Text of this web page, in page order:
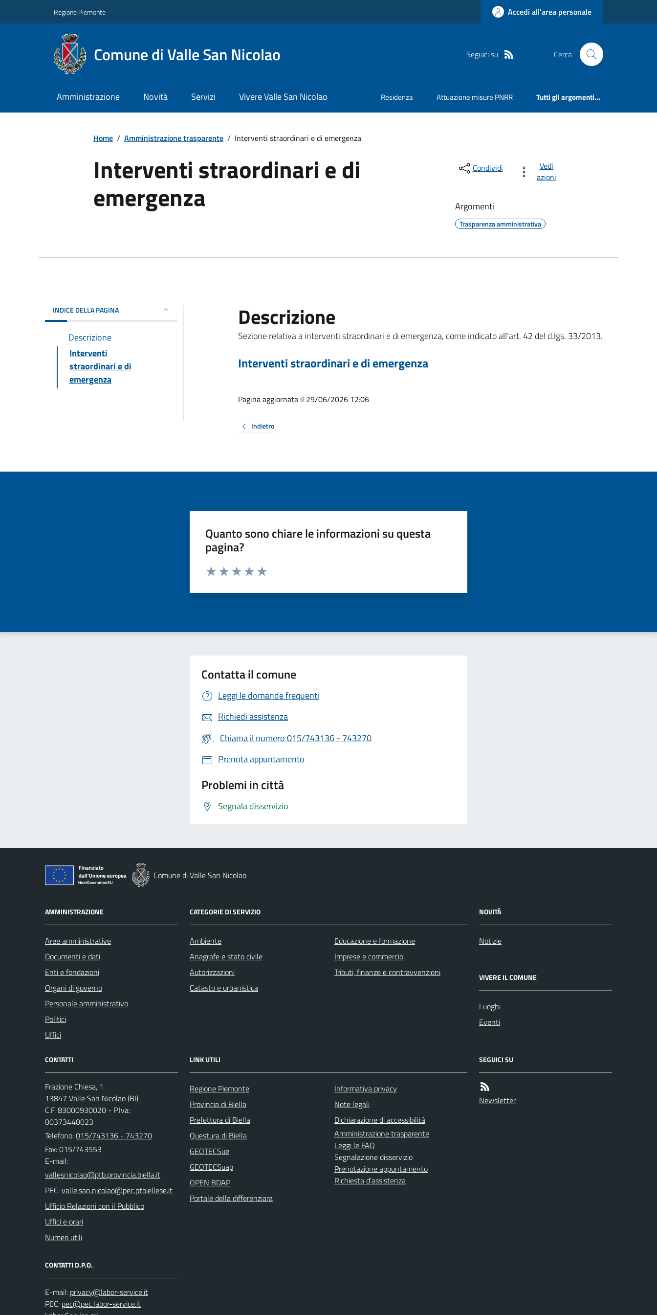
Regione Piemonte Accedi all'area personale
Comune di Valle San Nicolao Seguici su Cerca
Amministrazione Novità Servizi Vivere Valle San Nicolao Residenza Attuazione misure PNRR Tutti gli argomenti...
Home / Amministrazione trasparente / Interventi straordinari e di emergenza
Interventi straordinari e di
emergenza
Condividi
Vedi
azioni
Argomenti
Trasparenza amministrativa
INDICE DELLA PAGINA
Descrizione
Interventi
straordinari e di
emergenza
Descrizione
Sezione relativa a interventi straordinari e di emergenza, come indicato all'art. 42 del d.lgs. 33/2013.
Interventi straordinari e di emergenza
Pagina aggiornata il 29/06/2026 12:06
Indietro
Quanto sono chiare le informazioni su questa
pagina?
Valuta da 1 a 5 stelle la pagina
Contatta il comune
Leggi le domande frequenti
Richiedi assistenza
Chiama il numero 015/743136 - 743270
Prenota appuntamento
Problemi in città
Segnala disservizio
Comune di Valle San Nicolao
AMMINISTRAZIONE
Aree amministrative
Documenti e dati
Enti e fondazioni
Organi di governo
Personale amministrativo
Politici
Uffici
CATEGORIE DI SERVIZIO
Ambiente
Anagrafe e stato civile
Autorizzazioni
Catasto e urbanistica
Educazione e formazione
Imprese e commercio
Tributi, finanze e contravvenzioni
NOVITÀ
Notizie
VIVERE IL COMUNE
Luoghi
Eventi
CONTATTI
Frazione Chiesa, 1
13847 Valle San Nicolao (BI)
C.F. 83000930020 - P.Iva:
00373440023
Telefono:015/743136 - 743270
Fax: 015/743553
E-mail:
PEC:
Ufficio Relazioni con il Pubblico
Uffici e orari
Numeri utili
CONTATTI D.P.O.
E-mail:
PEC:
LINK UTILI
Regione Piemonte
Provincia di Biella
Prefettura di Biella
Questura di Biella
GEOTECSue
GEOTECSuap
OPEN BDAP
Portale della differenziara
Informativa privacy
Note legali
Dichiarazione di accessibilità
Amministrazione trasparente
Leggi le FAQ
Segnalazione disservizio
Prenotazione appuntamento
Richiesta d'assistenza
SEGUICI SU
Newsletter